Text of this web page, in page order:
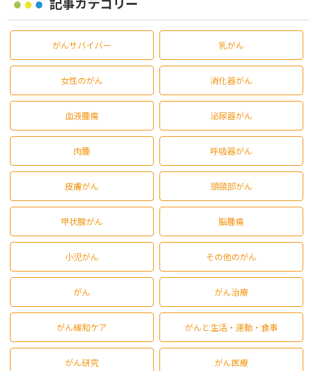
がんサバイバー 乳がん
女性のがん 消化器がん
血液腫瘍 泌尿器がん
肉腫 呼吸器がん
皮膚がん 頭頸部がん
甲状腺がん 脳腫瘍
小児がん その他のがん
がん がん治療
がん緩和ケア がんと生活・運動・食事
がん研究 がん医療